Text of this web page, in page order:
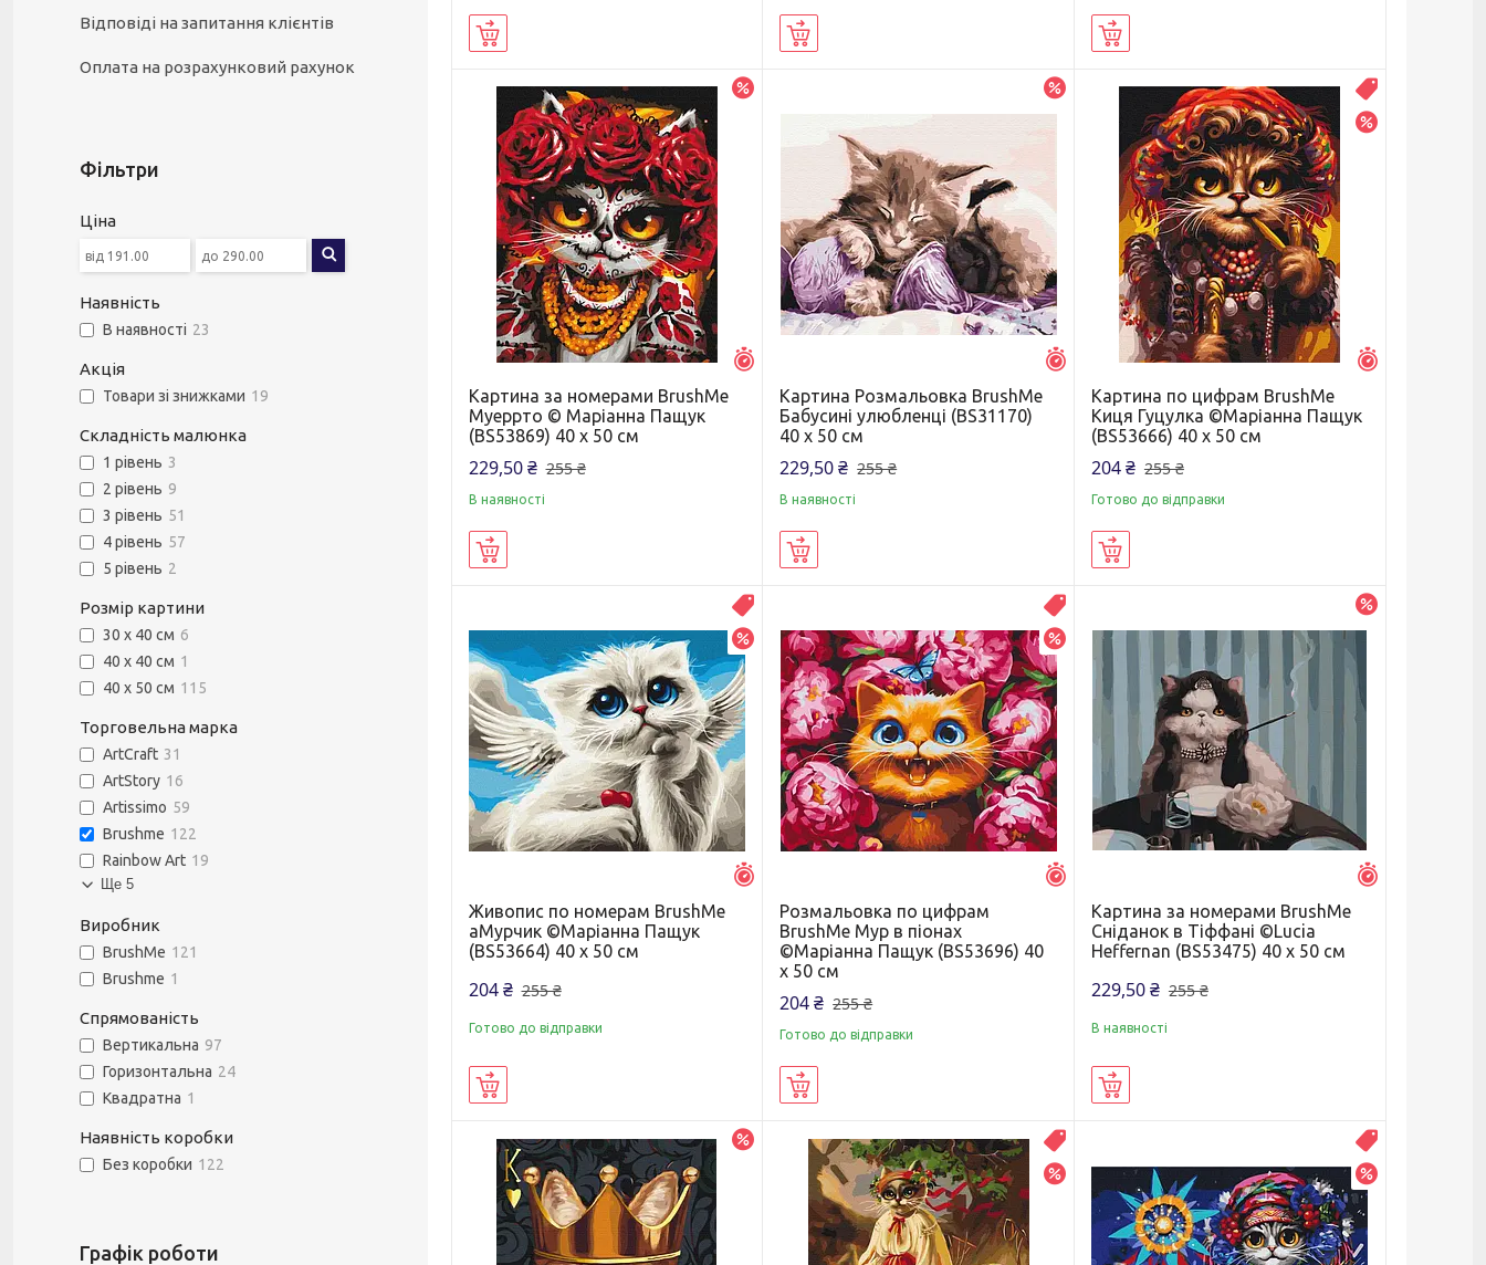
Картина за номерами BrushMe
Муеррто © Маріанна Пащук
(BS53869) 40 х 50 см
229,50 ₴ 255 ₴
В наявності
Залишилось 7 днів
Картина Розмальовка BrushMe
Бабусині улюбленці (BS31170)
40 х 50 см
229,50 ₴ 255 ₴
В наявності
Картина по цифрам BrushMe
Киця Гуцулка ©Маріанна Пащук
(BS53666) 40 х 50 см
204 ₴ 255 ₴
Готово до відправки
–20%
Живопис по номерам BrushMe
аМурчик ©Маріанна Пащук
(BS53664) 40 х 50 см
204 ₴ 255 ₴
Готово до відправки
–20%
Розмальовка по цифрам
BrushMe Мур в піонах
©Маріанна Пащук (BS53696) 40
х 50 см
204 ₴ 255 ₴
Готово до відправки
Картина за номерами BrushMe
Сніданок в Тіффані ©Lucia
Heffernan (BS53475) 40 х 50 см
229,50 ₴ 255 ₴
В наявності
Відповіді на запитання клієнтів
Оплата на розрахунковий рахунок
Фільтри
Ціна
Наявність
В наявності 23
Акція
Товари зі знижками 19
Складність малюнка
1 рівень 3
2 рівень 9
3 рівень 51
4 рівень 57
5 рівень 2
Розмір картини
30 х 40 см 6
40 х 40 см 1
40 х 50 см 115
Торговельна марка
ArtCraft 31
ArtStory 16
Artissimo 59
Brushme 122
Rainbow Art 19
Ще 5
Виробник
BrushMe 121
Brushme 1
Спрямованість
Вертикальна 97
Горизонтальна 24
Квадратна 1
Наявність коробки
Без коробки 122
Графік роботи